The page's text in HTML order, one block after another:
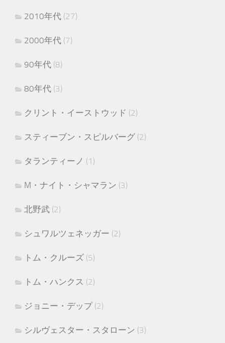
2010年代 (27)
2000年代 (7)
90年代 (8)
80年代 (3)
クリント・イーストウッド (2)
スティーブン・スピルバーグ (2)
タランティーノ (1)
M・ナイト・シャマラン (3)
北野武 (2)
シュワルツェネッガー (2)
トム・クルーズ (5)
トム・ハンクス (2)
ジョニー・デップ(2)
シルヴェスター・スタローン (3)